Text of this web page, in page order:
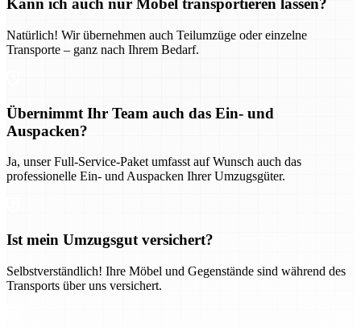
Kann ich auch nur Möbel transportieren lassen?
Natürlich! Wir übernehmen auch Teilumzüge oder einzelne
Transporte – ganz nach Ihrem Bedarf.
Übernimmt Ihr Team auch das Ein- und
Auspacken?
Ja, unser Full-Service-Paket umfasst auf Wunsch auch das
professionelle Ein- und Auspacken Ihrer Umzugsgüter.
Ist mein Umzugsgut versichert?
Selbstverständlich! Ihre Möbel und Gegenstände sind während des
Transports über uns versichert.